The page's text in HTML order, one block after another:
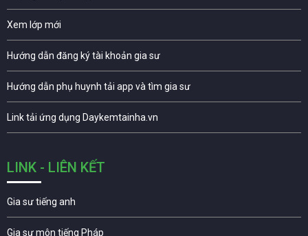
Xem lớp mới
Hướng dẫn đăng ký tài khoản gia sư
Hướng dẫn phụ huynh tải app và tìm gia sư
Link tải ứng dụng Daykemtainha.vn
LINK - LIÊN KẾT
Gia sư tiếng anh
Gia sư môn tiếng Pháp